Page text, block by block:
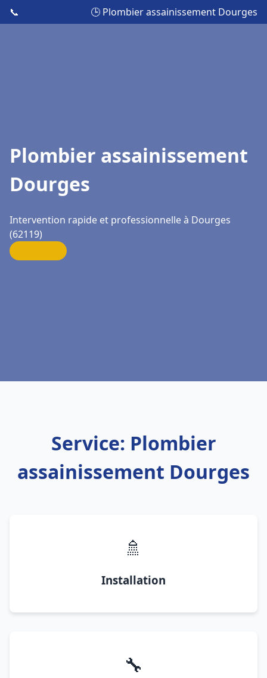
📞 🕒 Plombier assainissement Dourges
Plombier assainissement
Dourges
Intervention rapide et professionnelle à Dourges
(62119)
Service: Plombier
assainissement Dourges
🚿
Installation
🔧